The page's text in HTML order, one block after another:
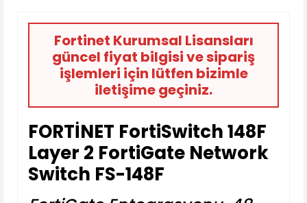
Fortinet Kurumsal Lisansları
güncel fiyat bilgisi ve sipariş
işlemleri için lütfen bizimle
iletişime geçiniz.
FORTİNET FortiSwitch 148F
Layer 2 FortiGate Network
Switch FS-148F